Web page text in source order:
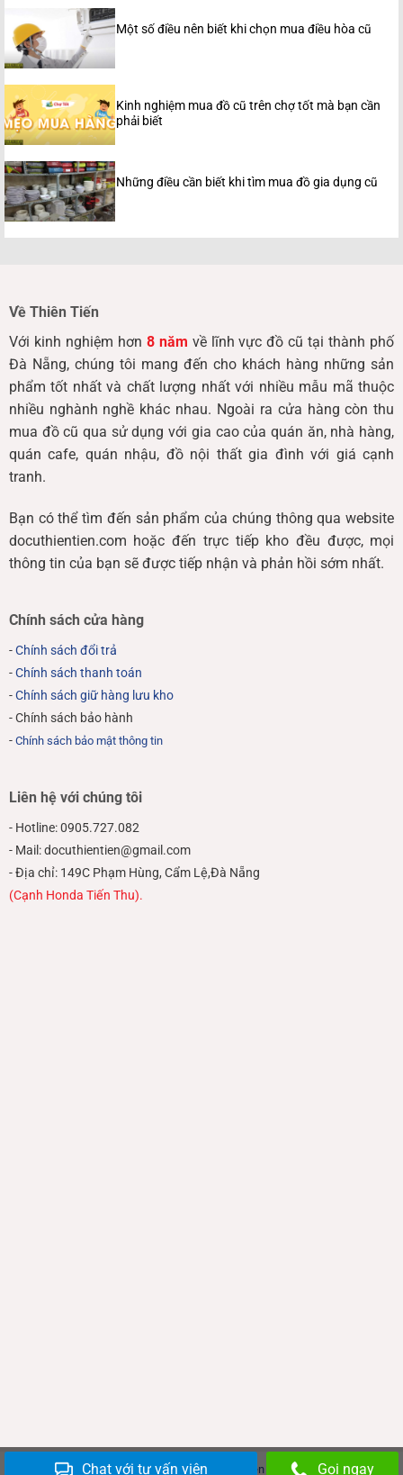
Một số điều nên biết khi chọn mua điều hòa cũ
Kinh nghiệm mua đồ cũ trên chợ tốt mà bạn cần
phải biết
Những điều cần biết khi tìm mua đồ gia dụng cũ
Về Thiên Tiến
Với kinh nghiệm hơn 8 năm về lĩnh vực đồ cũ tại thành phố
Đà Nẵng, chúng tôi mang đến cho khách hàng những sản
phẩm tốt nhất và chất lượng nhất với nhiều mẫu mã thuộc
nhiều nghành nghề khác nhau. Ngoài ra cửa hàng còn thu
mua đồ cũ qua sử dụng với gia cao của quán ăn, nhà hàng,
quán cafe, quán nhậu, đồ nội thất gia đình với giá cạnh
tranh.
Bạn có thể tìm đến sản phẩm của chúng thông qua website
docuthientien.com hoặc đến trực tiếp kho đều được, mọi
thông tin của bạn sẽ được tiếp nhận và phản hồi sớm nhất.
Chính sách cửa hàng
-Chính sách đổi trả
-Chính sách thanh toán
-Chính sách giữ hàng lưu kho
- Chính sách bảo hành
- Chính sách bảo mật thông tin
Liên hệ với chúng tôi
- Hotline: 0905.727.082
- Mail: docuthientien@gmail.com
- Địa chỉ: 149C Phạm Hùng, Cẩm Lệ,Đà Nẵng
(Cạnh Honda Tiến Thu).
Copyright 2026 ©Đồ cũ Thiên Tiến
Chat với tư vấn viên Gọi ngay